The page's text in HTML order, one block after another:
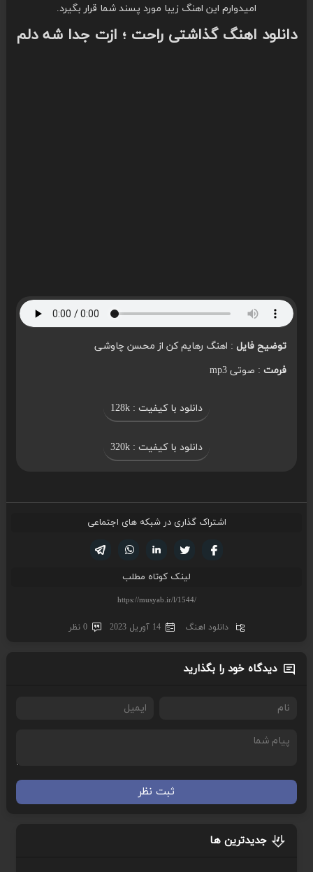
امیدوارم این اهنگ زیبا مورد پسند شما قرار بگیرد.
دانلود اهنگ گذاشتی راحت ؛ ازت جدا شه دلم
توضیح فایل: اهنگ رهایم کن از محسن چاوشی
فرمت: صوتی mp3
دانلود با کیفیت : 128k
دانلود با کیفیت : 320k
اشتراک گذاری در شبکه های اجتماعی
لینکدین تویتر
فیسوک
لینک کوتاه مطلب
دانلود اهنگ 14 آوریل 2023 0 نظر
دیدگاه خود را بگذارید
ثبت نظر
جدیدترین ها